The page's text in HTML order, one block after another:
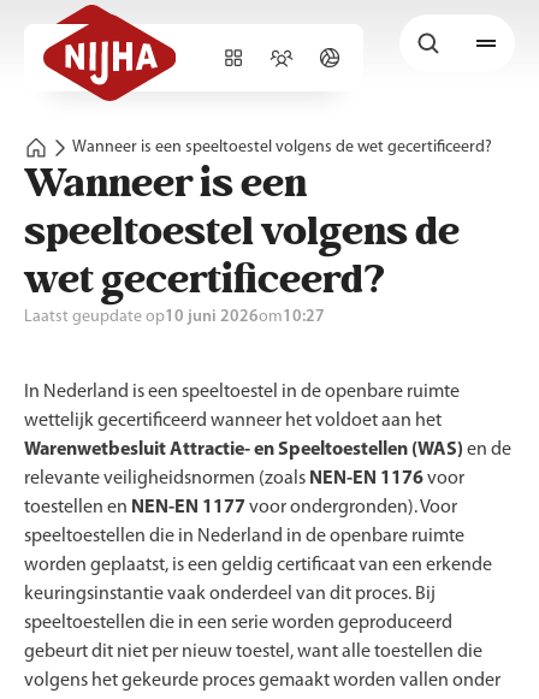
Wanneer is een speeltoestel volgens de wet gecertificeerd?
Wanneer is een
speeltoestel volgens de
wet gecertificeerd?
Laatst geupdate op10 juni 2026om10:27
In Nederland is een speeltoestel in de openbare ruimte
wettelijk gecertificeerd wanneer het voldoet aan het
Warenwetbesluit Attractie- en Speeltoestellen (WAS) en de
relevante veiligheidsnormen (zoals NEN-EN 1176voor
toestellen en NEN-EN 1177 voor ondergronden). Voor
speeltoestellen die in Nederland in de openbare ruimte
worden geplaatst, is een geldig certificaat van een erkende
keuringsinstantie vaak onderdeel van dit proces. Bij
speeltoestellen die in een serie worden geproduceerd
gebeurt dit niet per nieuw toestel, want alle toestellen die
volgens het gekeurde proces gemaakt worden vallen onder